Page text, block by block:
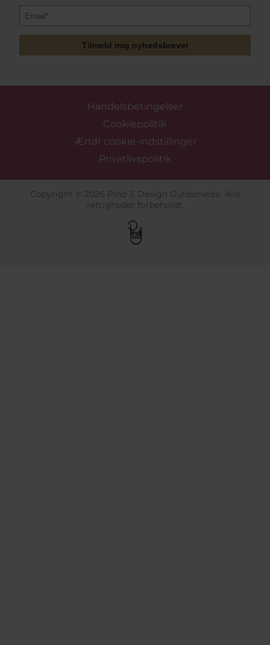
Tilmeld mig nyhedsbrevet
Handelsbetingelser
Cookiepolitik
Ændr cookie-indstillinger
Privatlivspolitik
Copyright © 2026 Pind J. Design Guldsmedie. Alle
rettigheder forbeholdt.